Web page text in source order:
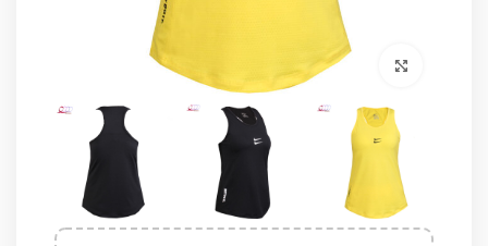
برای بزرگنمایی کلیک کنید